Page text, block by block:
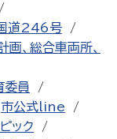
道246号
画、総合車両所、
委員
市公式line
ック